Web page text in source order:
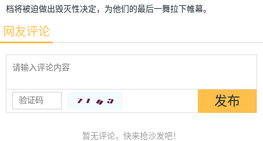
档将被迫做出毁灭性决定，为他们的最后一舞拉下帷幕。
网友评论
暂无评论，快来抢沙发吧！